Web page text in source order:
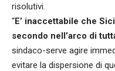
risolutivi.
“E’ inaccettabile che
secondo nell’arco di
sindaco-serve agire
evitare la dispersione di